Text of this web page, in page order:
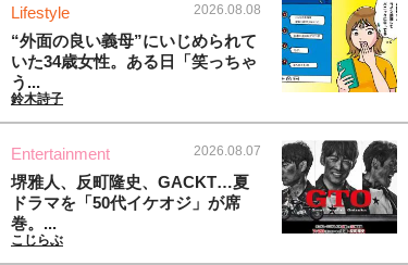
Lifestyle 2026.08.08
“外面の良い義母”にいじめられて
いた34歳女性。ある日「笑っちゃ
う...
鈴木詩子
Entertainment 2026.08.07
堺雅人、反町隆史、GACKT…夏
ドラマを「50代イケオジ」が席
巻。...
こじらぶ